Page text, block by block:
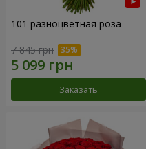
101 разноцветная роза
7 845 грн
Заказать